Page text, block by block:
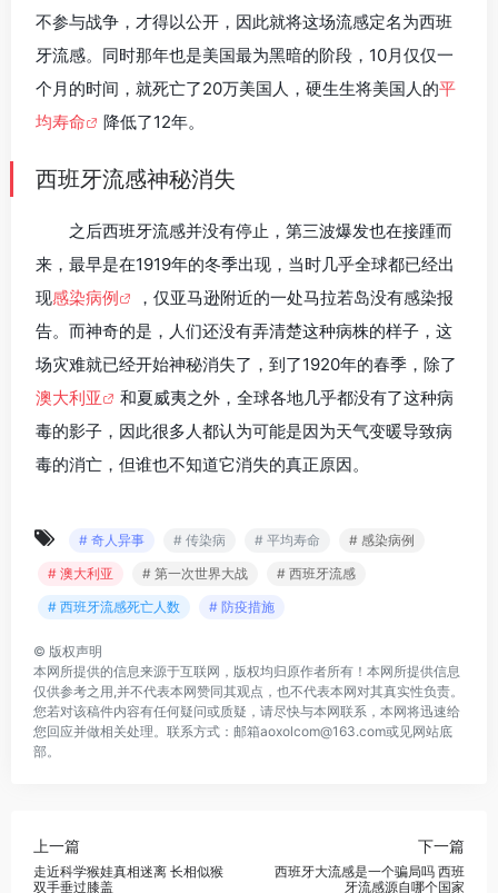
不参与战争，才得以公开，因此就将这场流感定名为西班
牙流感。同时那年也是美国最为黑暗的阶段，10月仅仅一
个月的时间，就死亡了20万美国人，硬生生将美国人的平
均寿命
降低了12年。
西班牙流感神秘消失
之后西班牙流感并没有停止，第三波爆发也在接踵而
来，最早是在1919年的冬季出现，当时几乎全球都已经出
现感染病例
，仅亚马逊附近的一处马拉若岛没有感染报
告。而神奇的是，人们还没有弄清楚这种病株的样子，这
场灾难就已经开始神秘消失了，到了1920年的春季，除了
澳大利亚
和夏威夷之外，全球各地几乎都没有了这种病
毒的影子，因此很多人都认为可能是因为天气变暖导致病
毒的消亡，但谁也不知道它消失的真正原因。
# 奇人异事 # 传染病 # 平均寿命
# 感染病例
# 澳大利亚
# 第一次世界大战
# 西班牙流感
# 西班牙流感死亡人数
# 防疫措施
© 版权声明
本网所提供的信息来源于互联网，版权均归原作者所有！本网所提供信息
仅供参考之用,并不代表本网赞同其观点，也不代表本网对其真实性负责。
您若对该稿件内容有任何疑问或质疑，请尽快与本网联系，本网将迅速给
您回应并做相关处理。联系方式：邮箱aoxolcom@163.com或见网站底
部。
上一篇
走近科学猴娃真相迷离 长相似猴
双手垂过膝盖
下一篇
西班牙大流感是一个骗局吗 西班
牙流感源自哪个国家